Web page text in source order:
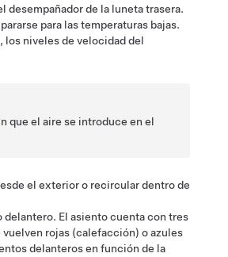
de la luneta trasera.
para las temperaturas bajas.
, los niveles de velocidad del
que el aire se introduce en el
el exterior o recircular dentro de
delantero. El asiento cuenta con tres
vuelven rojas (calefacción) o azules
delanteros en función de la